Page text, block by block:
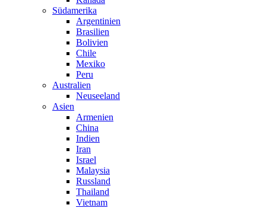
Südamerika
Argentinien
Brasilien
Bolivien
Chile
Mexiko
Peru
Australien
Neuseeland
Asien
Armenien
China
Indien
Iran
Israel
Malaysia
Russland
Thailand
Vietnam